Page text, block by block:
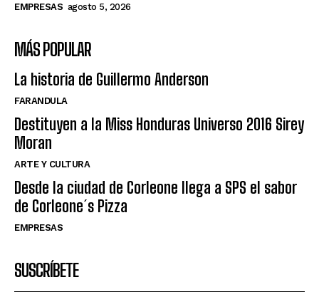
EMPRESAS agosto 5, 2026
MÁS POPULAR
La historia de Guillermo Anderson
FARANDULA
Destituyen a la Miss Honduras Universo 2016 Sirey
Moran
ARTE Y CULTURA
Desde la ciudad de Corleone llega a SPS el sabor
de Corleone´s Pizza
EMPRESAS
SUSCRÍBETE